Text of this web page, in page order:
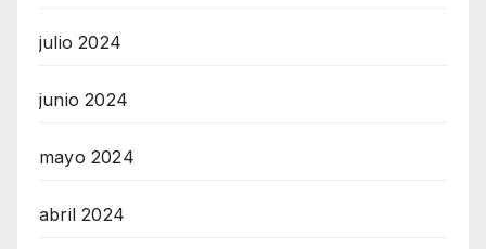
julio 2024
junio 2024
mayo 2024
abril 2024